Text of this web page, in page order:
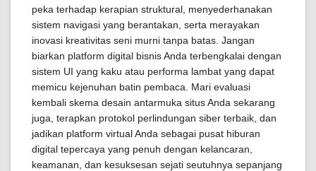
peka terhadap kerapian struktural, menyederhanakan
sistem navigasi yang berantakan, serta merayakan
inovasi kreativitas seni murni tanpa batas. Jangan
biarkan platform digital bisnis Anda terbengkalai dengan
sistem UI yang kaku atau performa lambat yang dapat
memicu kejenuhan batin pembaca. Mari evaluasi
kembali skema desain antarmuka situs Anda sekarang
juga, terapkan protokol perlindungan siber terbaik, dan
jadikan platform virtual Anda sebagai pusat hiburan
digital tepercaya yang penuh dengan kelancaran,
keamanan, dan kesuksesan sejati seutuhnya sepanjang